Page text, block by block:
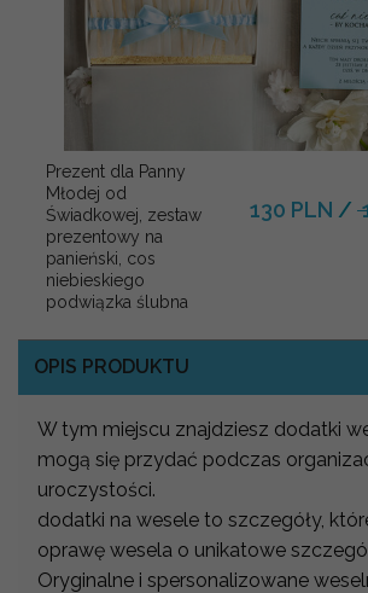
Prezent dla Panny
Młodej od
Świadkowej, zestaw
prezentowy na
panieński, cos
niebieskiego
podwiązka ślubna
130 PLN /
OPIS PRODUKTU
W tym miejscu znajdziesz dodatki
mogą się przydać podczas
uroczystości.
dodatki na wesele to szczegóły,
oprawę wesela o unikatowe
Oryginalne i spersonalizowane